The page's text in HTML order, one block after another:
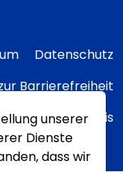
Datenschutz
Barrierefreiheit
unserer
Dienste
dass wir